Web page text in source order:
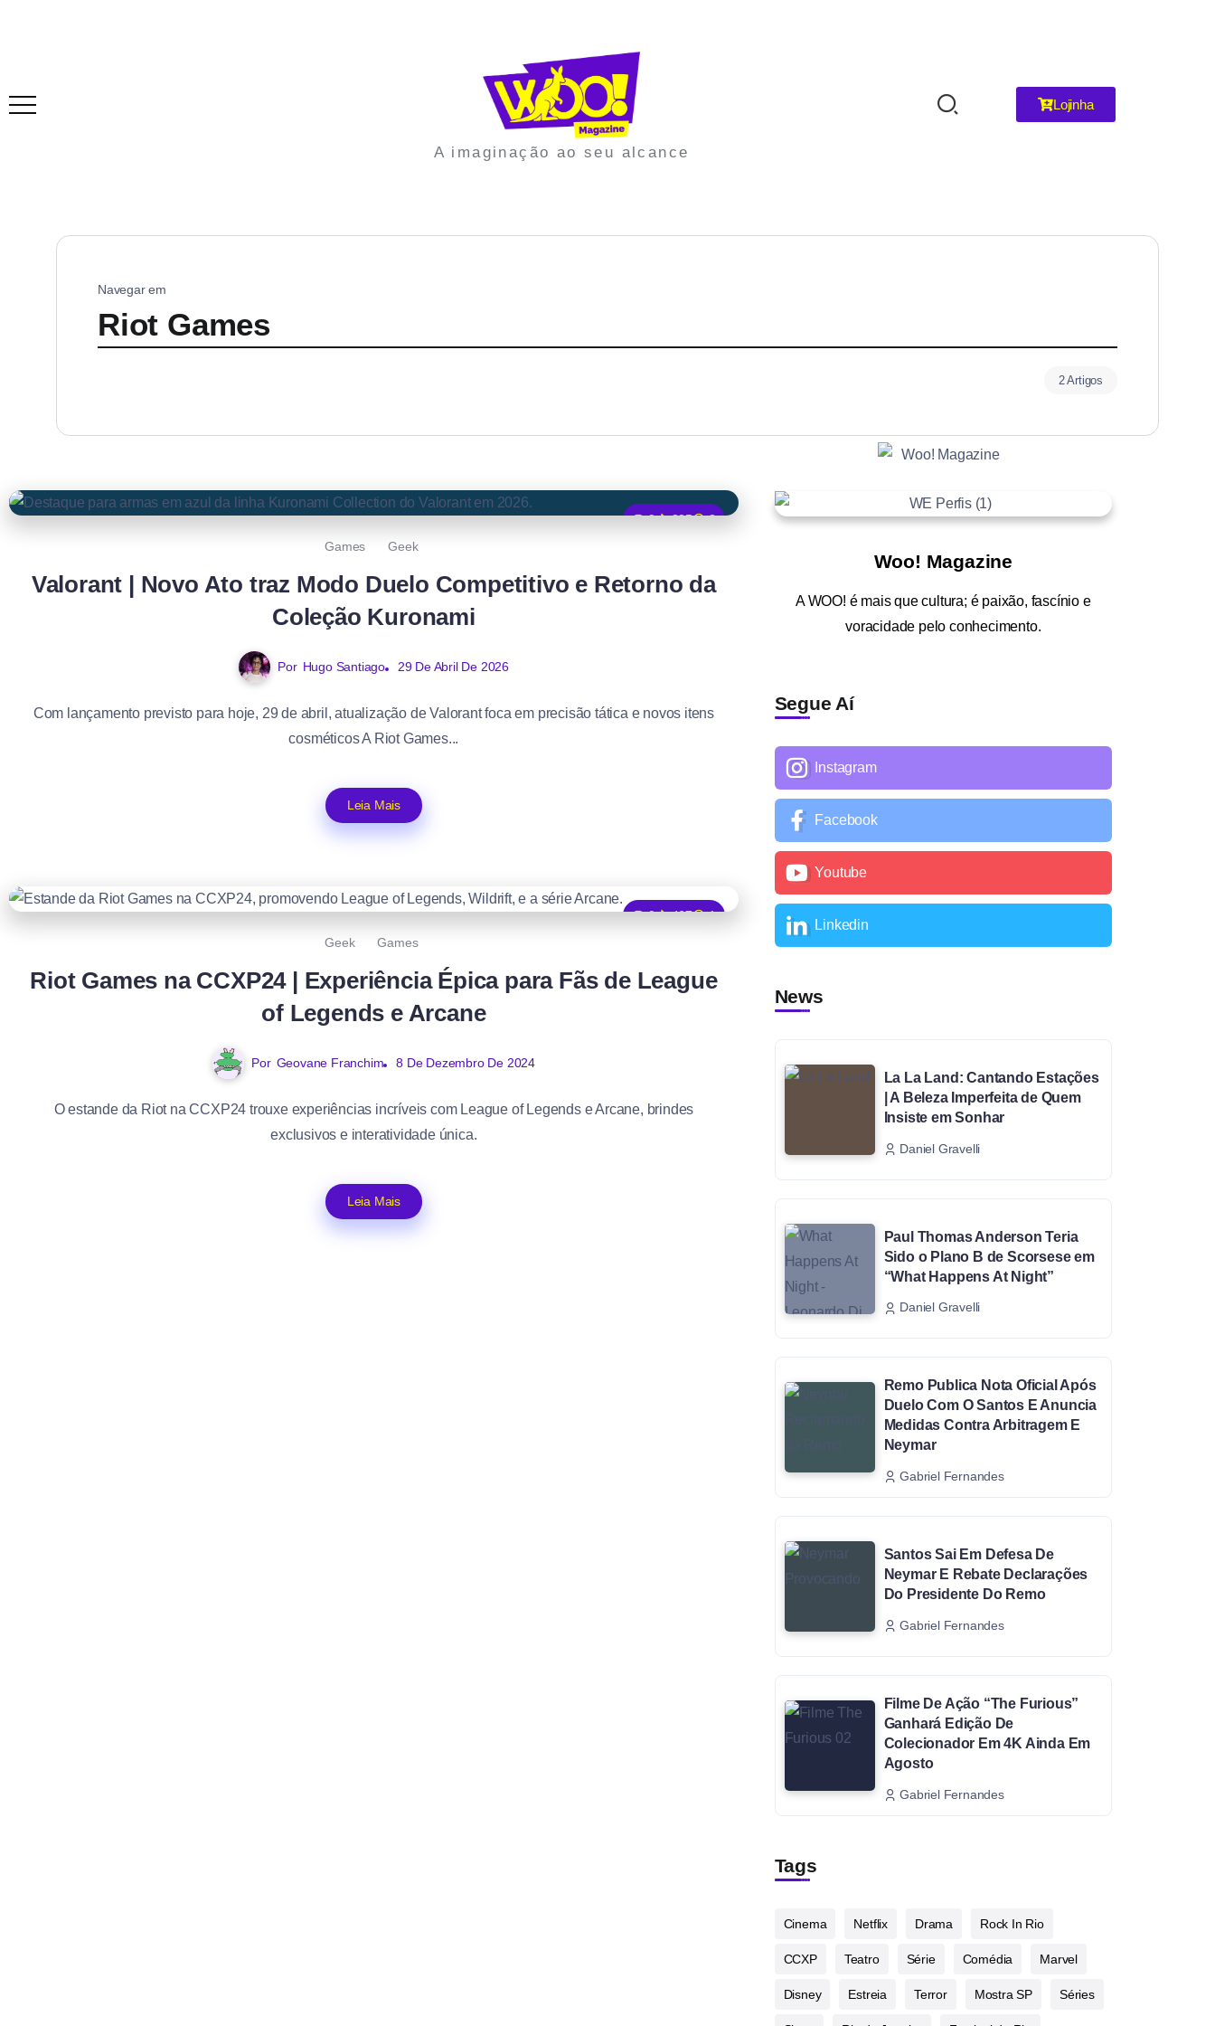
A imaginação ao seu alcance
Lojinha
Navegar em
Riot Games
2 Artigos
0 325
3
Games
Geek
Valorant | Novo Ato traz Modo Duelo Competitivo e Retorno da
Coleção Kuronami
Por Hugo Santiago 29 De Abril De 2026
Com lançamento previsto para hoje, 29 de abril, atualização de Valorant foca em precisão tática e novos itens
cosméticos A Riot Games...
Leia Mais
0 467
1
Geek
Games
Riot Games na CCXP24 | Experiência Épica para Fãs de League
of Legends e Arcane
Por Geovane Franchim 8 De Dezembro De 2024
O estande da Riot na CCXP24 trouxe experiências incríveis com League of Legends e Arcane, brindes
exclusivos e interatividade única.
Leia Mais
Woo! Magazine
AWOO! é mais que cultura; é paixão, fascínio e
voracidade pelo conhecimento.
Segue Aí
Instagram
Facebook
Youtube
Linkedin
News
La La Land: Cantando Estações
| A Beleza Imperfeita de Quem
Insiste em Sonhar
Daniel Gravelli
Paul Thomas Anderson Teria
Sido o Plano B de Scorsese em
“What Happens At Night”
Daniel Gravelli
Remo Publica Nota Oficial Após
Duelo Com O Santos E Anuncia
Medidas Contra Arbitragem E
Neymar
Gabriel Fernandes
Santos Sai Em Defesa De
Neymar E Rebate Declarações
Do Presidente Do Remo
Gabriel Fernandes
Filme De Ação “The Furious”
Ganhará Edição De
Colecionador Em 4K Ainda Em
Agosto
Gabriel Fernandes
Tags
Cinema Netflix Drama Rock In Rio
CCXP Teatro Série Comédia Marvel
Disney Estreia Terror Mostra SP Séries